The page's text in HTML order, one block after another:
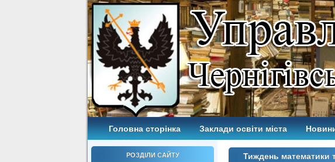
Головна сторінка Заклади освіти міста
РОЗДІЛИ САЙТУ Тиждень математики